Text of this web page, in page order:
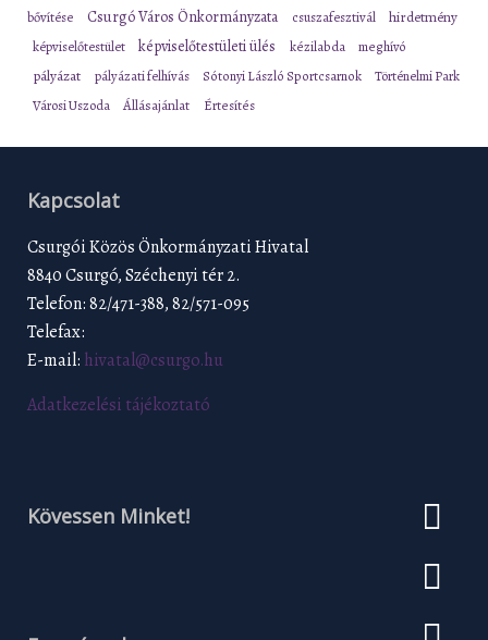
bővítése
Csurgó Város Önkormányzata csuszafesztivál hirdetmény
képviselőtestület képviselőtestületi ülés kézilabda meghívó
pályázat pályázati felhívás Sótonyi László Sportcsarnok
Történelmi Park
Városi Uszoda
Állásajánlat Értesítés
Kapcsolat
Csurgói Közös Önkormányzati Hivatal
8840 Csurgó, Széchenyi tér 2.
Telefon: 82/471-388, 82/571-095
Telefax:
E-mail: hivatal@csurgo.hu
Adatkezelési tájékoztató
Kövessen Minket!